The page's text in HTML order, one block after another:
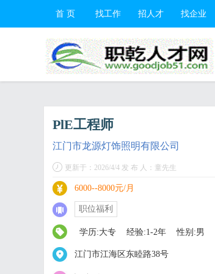
首 页 找工作 招人才 找企业
PlE工程师
江门市龙源灯饰照明有限公司
更新于：2026/4/4 发 布 人：童先生
6000--8000元/月
职位福利
学历:大专 经验:1-2年 性别:男
江门市江海区东睦路38号